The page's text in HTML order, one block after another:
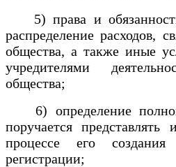
5) права и
распределение расходов,
общества, а также иные
учредителями
общества;
6) определение
поручается
процессе его создания
регистрации;